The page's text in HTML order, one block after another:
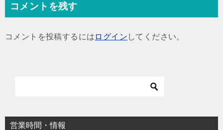
ビ
コメントを残す
コメントを投稿するには ログイン してください。
営業時間・情報